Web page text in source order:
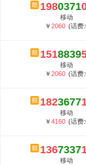
5G套餐资费
郑州全号网选
1980371
移动
￥2060 (话费
1518839
移动
￥2060 (话费
1823677
移动
￥4160 (话费
1367337
移动